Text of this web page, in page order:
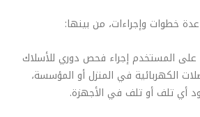
خطوات وإجراءات، من بينها:
على المستخدم إجراء فحص دوري للأسلاك
الكهربائية في المنزل أو المؤسسة،
أي تلف أو تلف في الأجهزة.